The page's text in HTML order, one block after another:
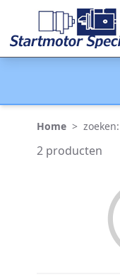
Home >
2 producten